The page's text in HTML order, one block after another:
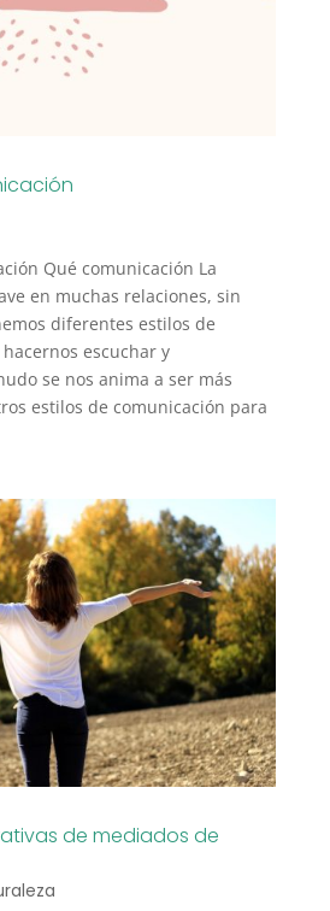
Qué comunicación La
en muchas relaciones, sin
diferentes estilos de
escuchar y
se nos anima a ser más
estilos de comunicación para
de mediados de